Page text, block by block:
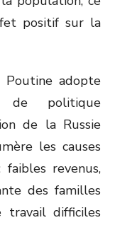
positif sur la
Poutine adopte
politique
de la Russie
les causes
revenus,
des familles
travail difficiles